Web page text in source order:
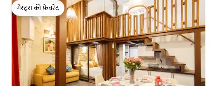
गेस्ट्स की फ़ेवरेट
गेस्ट्स की फ़ेवरेट